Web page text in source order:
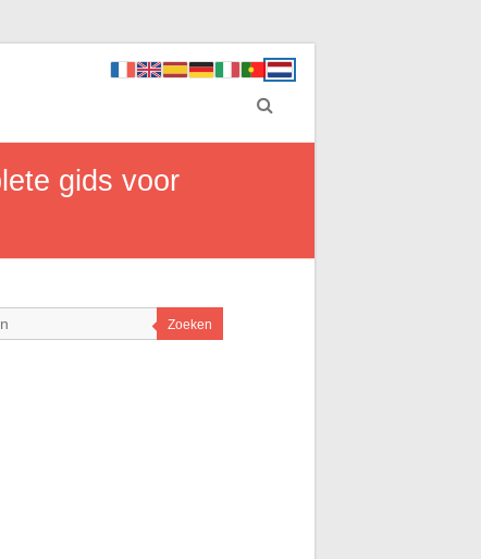
gids voor
Zoeken